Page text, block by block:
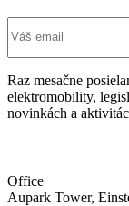
Raz mesačne
elektromobility,
novinkách a
Office
Aupark Tower,